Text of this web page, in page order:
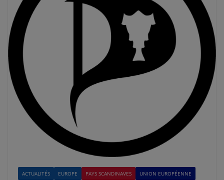
ACTUALITÉS EUROPE PAYS SCANDINAVES UNION EUROPÉENNE